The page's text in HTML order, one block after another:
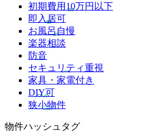
初期費用10万円以下
即入居可
お風呂自慢
楽器相談
防音
セキュリティ重視
家具・家電付き
DIY可
狭小物件
物件ハッシュタグ